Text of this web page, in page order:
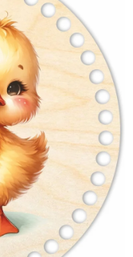
Časté otázky